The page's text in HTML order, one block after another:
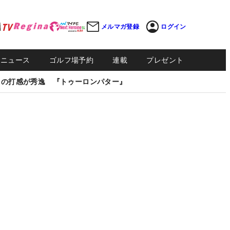
メルマガ登録 ログイン
ュース ゴルフ場予約 連載 プレゼント
打感が秀逸 『トゥーロンパター』